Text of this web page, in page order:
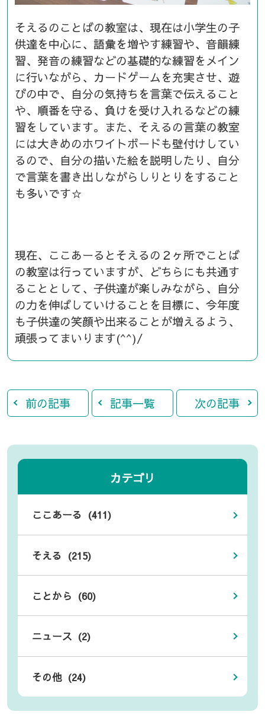
そえるのことばの教室は、現在は小学生の子
供達を中心に、語彙を増やす練習や、音韻練
習、発音の練習などの基礎的な練習をメイン
に行いながら、カードゲームを充実させ、遊
びの中で、自分の気持ちを言葉で伝えること
や、順番を守る、負けを受け入れるなどの練
習をしています。また、そえるの言葉の教室
には大きめのホワイトボードも壁付けしてい
るので、自分の描いた絵を説明したり、自分
で言葉を書き出しながらしりとりをすること
も多いです☆
現在、ここあーるとそえるの２ヶ所でことば
の教室は行っていますが、どちらにも共通す
ることとして、子供達が楽しみながら、自分
の力を伸ばしていけることを目標に、今年度
も子供達の笑顔や出来ることが増えるよう、
頑張ってまいります(^^)/
前の記事 記事一覧 次の記事
カテゴリ
ここあーる (411)
そえる (215)
ことから (60)
ニュース (2)
その他 (24)